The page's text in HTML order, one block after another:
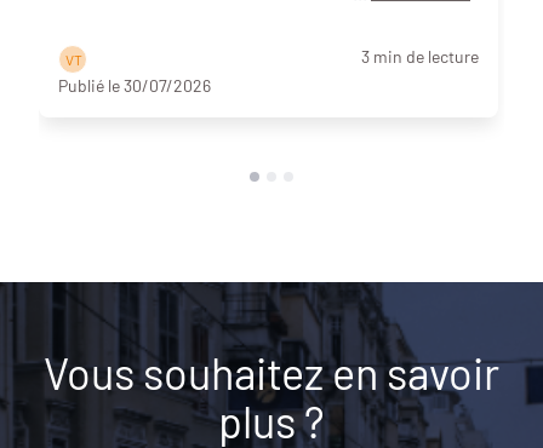
V T
3 min de lecture
Publié le 30/07/2026
Vous souhaitez en savoir
plus ?